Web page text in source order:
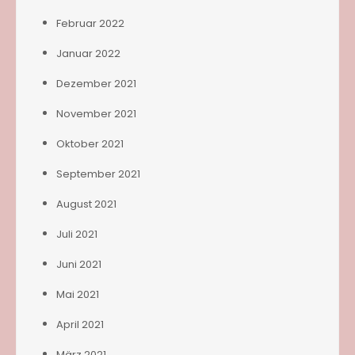
Februar 2022
Januar 2022
Dezember 2021
November 2021
Oktober 2021
September 2021
August 2021
Juli 2021
Juni 2021
Mai 2021
April 2021